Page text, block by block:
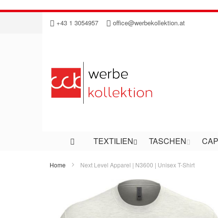
Direkt
Inhalt
+43 1 3054957 office@werbekollektion.at
TEXTILIEN TASCHEN
Home Next Level Apparel | N3600 | Unisex T-Shirt
Bildergalerie